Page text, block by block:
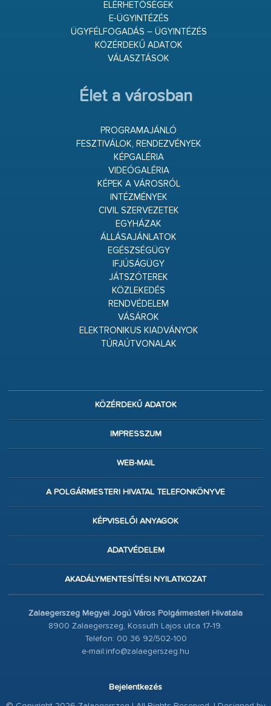
ELÉRHETŐSÉGEK
E-ÜGYINTÉZÉS
ÜGYFÉLFOGADÁS – ÜGYINTÉZÉS
KÖZÉRDEKŰ ADATOK
VÁLASZTÁSOK
Élet a városban
PROGRAMAJÁNLÓ
FESZTIVÁLOK, RENDEZVÉNYEK
KÉPGALÉRIA
VIDEÓGALÉRIA
KÉPEK A VÁROSRÓL
INTÉZMÉNYEK
CIVIL SZERVEZETEK
EGYHÁZAK
ÁLLÁSAJÁNLATOK
EGÉSZSÉGÜGY
IFJÚSÁGÜGY
JÁTSZÓTEREK
KÖZLEKEDÉS
RENDVÉDELEM
VÁSÁROK
ELEKTRONIKUS KIADVÁNYOK
TÚRAÚTVONALAK
KÖZÉRDEKŰ ADATOK
IMPRESSZUM
WEB-MAIL
A POLGÁRMESTERI HIVATAL TELEFONKÖNYVE
KÉPVISELŐI ANYAGOK
ADATVÉDELEM
AKADÁLYMENTESÍTÉSI NYILATKOZAT
Zalaegerszeg Megyei Jogú Város Polgármesteri Hivatala
8900 Zalaegerszeg, Kossuth Lajos utca 17-19.
Telefon: 00 36 92/502-100
e-mail:info@zalaegerszeg.hu
Bejelentkezés